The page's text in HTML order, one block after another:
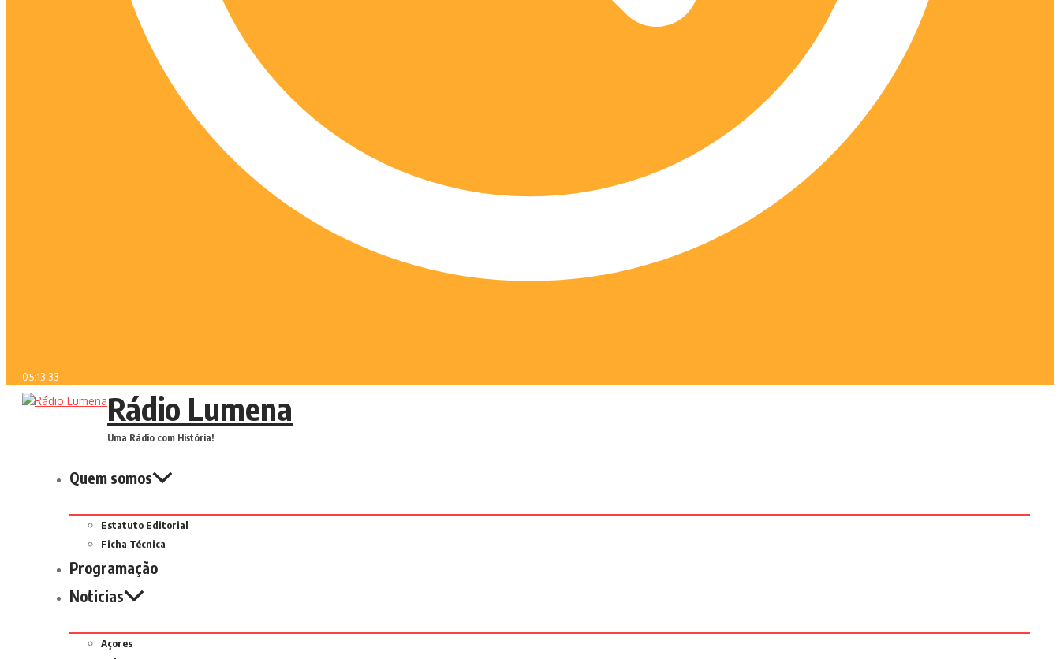
05:13:33
Rádio Lumena
Uma Rádio com História!
Quem somos
Estatuto Editorial
Ficha Técnica
Programação
Noticias
Açores